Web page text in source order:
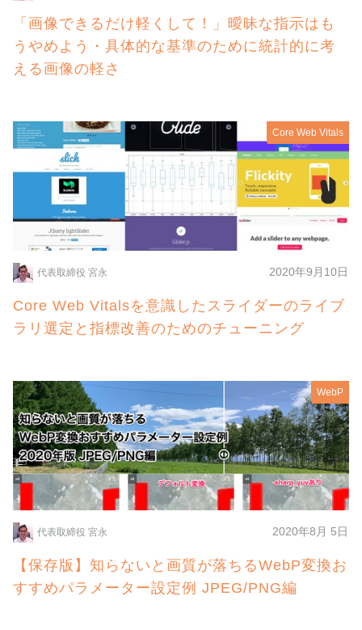
「画像できるだけ軽くして！」曖昧な指示はも
うやめよう・具体的な基準のために統計的に考
える画像の軽さ
Core Web Vitals
代表取締役 宮永 2020年9月10日
Core Web Vitalsを意識したスライダーのライブ
ラリ選定と指標改善のためのチューニング
WebP
代表取締役 宮永 2020年8月 5日
【保存版】知らないと画質が落ちるWebP変換お
すすめパラメーター設定例 JPEG/PNG編